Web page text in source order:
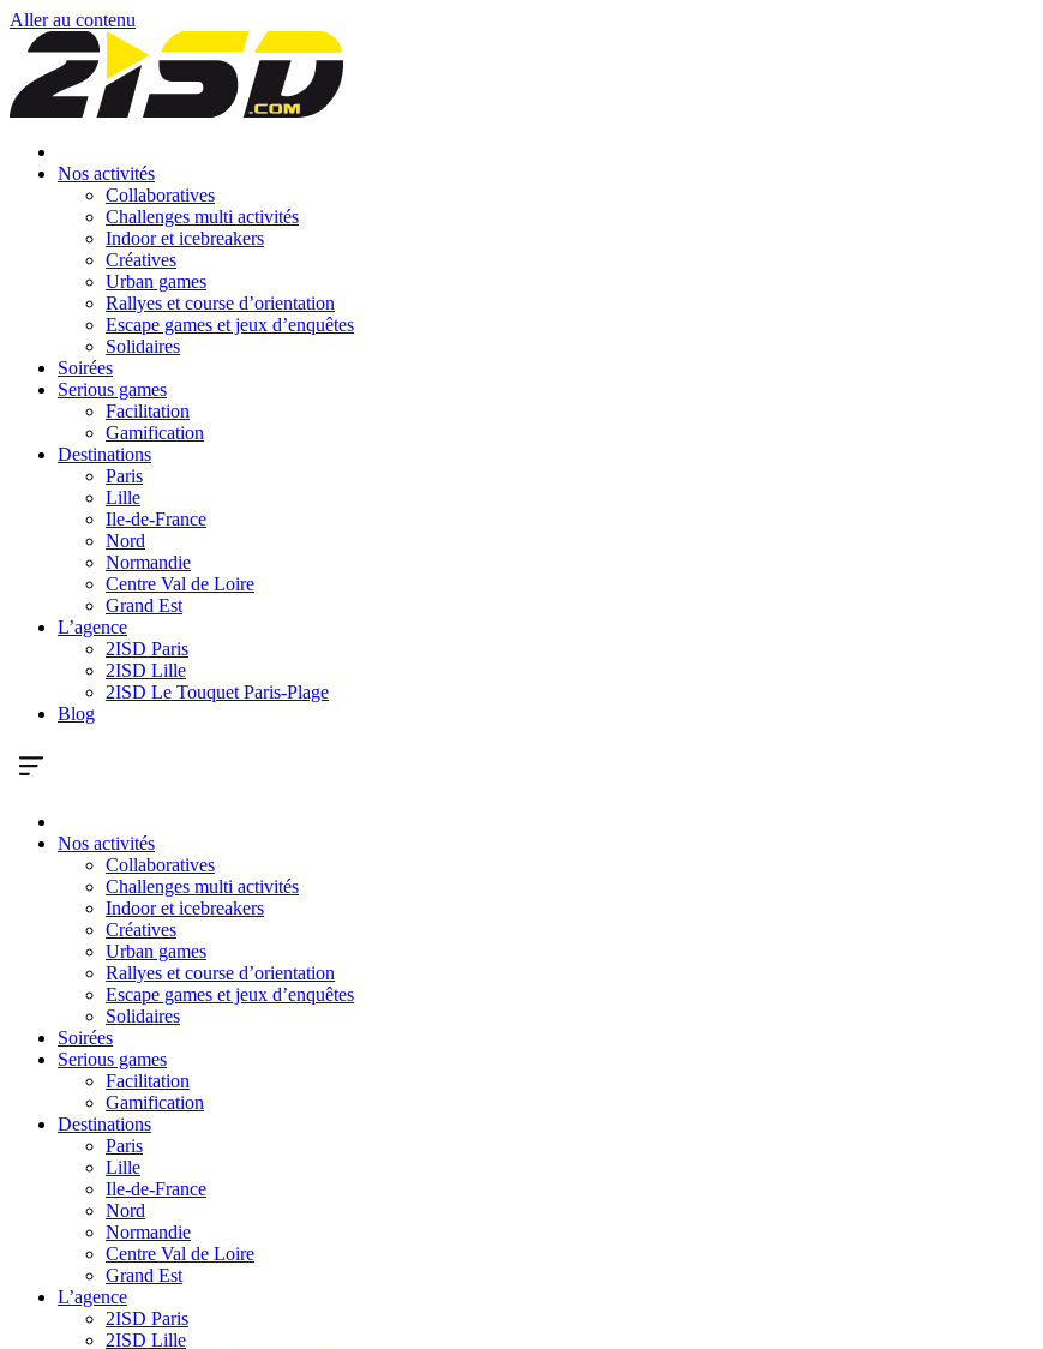
Aller au contenu
Nos activités
Collaboratives
Challenges multi activités
Indoor et icebreakers
Créatives
Urban games
Rallyes et course d’orientation
Escape games et jeux d’enquêtes
Solidaires
Soirées
Serious games
Facilitation
Gamification
Destinations
Paris
Lille
Ile-de-France
Nord
Normandie
Centre Val de Loire
Grand Est
L’agence
2ISD Paris
2ISD Lille
2ISD Le Touquet Paris-Plage
Blog
Nos activités
Collaboratives
Challenges multi activités
Indoor et icebreakers
Créatives
Urban games
Rallyes et course d’orientation
Escape games et jeux d’enquêtes
Solidaires
Soirées
Serious games
Facilitation
Gamification
Destinations
Paris
Lille
Ile-de-France
Nord
Normandie
Centre Val de Loire
Grand Est
L’agence
2ISD Paris
2ISD Lille